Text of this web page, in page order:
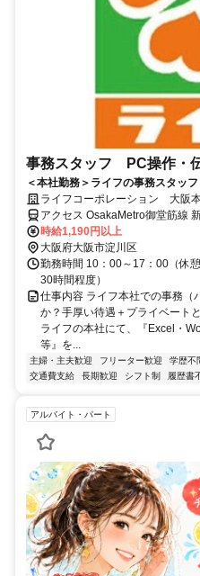
事務スタッフ PC操作・
＜本社勤務＞ライフの事務スタッ
心・安定のオフィスワーク
ライフコーポレーション 大阪
アクセス OsakaMetro御堂筋線
か東線 新大阪4番口徒歩約10分
約10分
時給1,190円以上
大阪府大阪市淀川区
勤務時間 10：00～17：00（休
30時間程度）
仕事内容 ライフ本社での事務（
か？手厚い待遇＋プライベート
ライフの本社にて、『Excel・
等』を...
主婦・主夫歓迎 フリーター歓迎 学歴不
交通費支給
長期歓迎 シフト制 履歴書
アルバイト・パート